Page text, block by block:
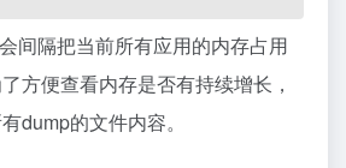
间隔把当前所有应用的内存占用
方便查看内存是否有持续增长，
dump的文件内容。